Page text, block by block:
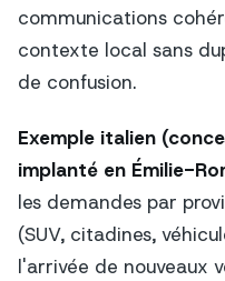
communications
contexte local sans
de confusion.
Exemple italien
implanté en Émilie-
les demandes par
(SUV, citadines,
l'arrivée de nouveaux